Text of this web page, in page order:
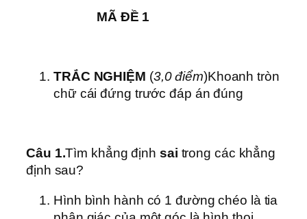
MÃ ĐỀ 1
TRẮC NGHIỆM (3,0điểm)Khoanh tròn
chữ cái đứng trước đáp án đúng
Câu 1.Tìm khẳng định sai trong các khẳng
định sau?
Hình bình hành có 1 đường chéo là tia